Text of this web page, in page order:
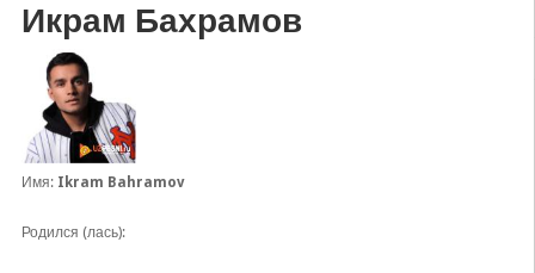
Икрам Бахрамов
Имя: Ikram Bahramov
Родился (лась):